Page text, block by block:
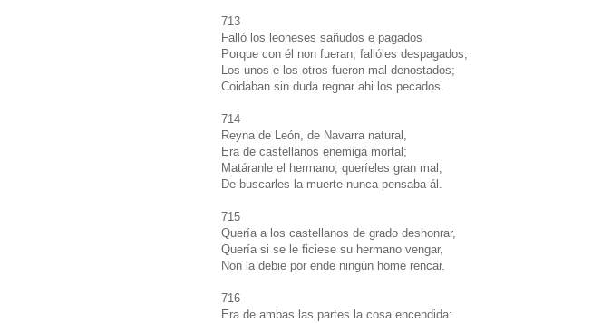
713
Falló los leoneses sañudos e pagados
Porque con él non fueran; fallóles despagados;
Los unos e los otros fueron mal denostados;
Coidaban sin duda regnar ahi los pecados.
714
Reyna de León, de Navarra natural,
Era de castellanos enemiga mortal;
Matáranle el hermano; queríeles gran mal;
De buscarles la muerte nunca pensaba ál.
715
Quería a los castellanos de grado deshonrar,
Quería si se le ficiese su hermano vengar,
Non la debie por ende ningún home rencar.
716
Era de ambas las partes la cosa encendida: